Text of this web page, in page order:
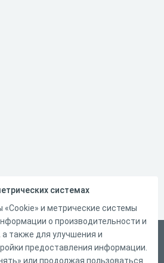
системах
и метрические системы
о производительности и
также для улучшения и
предоставления информации.
или продолжая пользоваться